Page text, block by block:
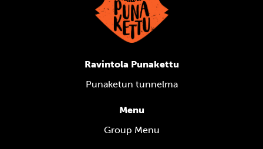
Ravintola Punakettu
Punaketun tunnelma
Menu
Group Menu